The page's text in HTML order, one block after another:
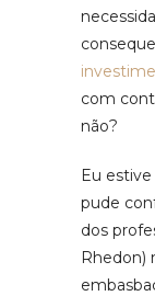
com
não?
Eu
pude
dos
Rhedon)